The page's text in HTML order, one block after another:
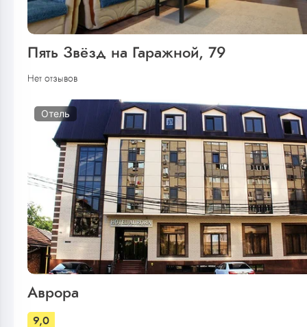
Пять Звёзд на Гаражной, 79
Нет отзывов
Отель
Аврора
9,0